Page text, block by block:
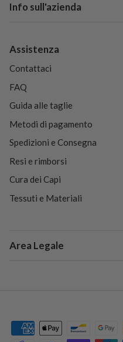
Info sull'azienda
Assistenza
Contattaci
FAQ
Guida alle taglie
Metodi di pagamento
Spedizioni e Consegna
Resi e rimborsi
Cura dei Capi
Tessuti e Materiali
Area Legale